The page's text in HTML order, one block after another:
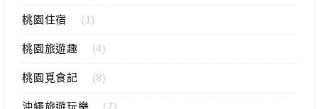
桃園住宿 (1)
桃園旅遊趣 (4)
桃園覓食記 (8)
沖繩旅遊玩樂 (7)